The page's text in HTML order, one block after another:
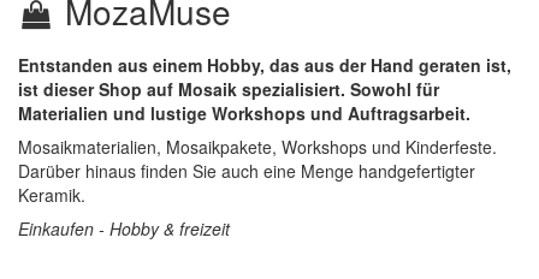
MozaMuse
Entstanden aus einem Hobby, das aus der Hand geraten ist,
ist dieser Shop auf Mosaik spezialisiert. Sowohl für
Materialien und lustige Workshops und Auftragsarbeit.
Mosaikmaterialien, Mosaikpakete, Workshops und Kinderfeste.
Darüber hinaus finden Sie auch eine Menge handgefertigter
Keramik.
Einkaufen - Hobby & freizeit